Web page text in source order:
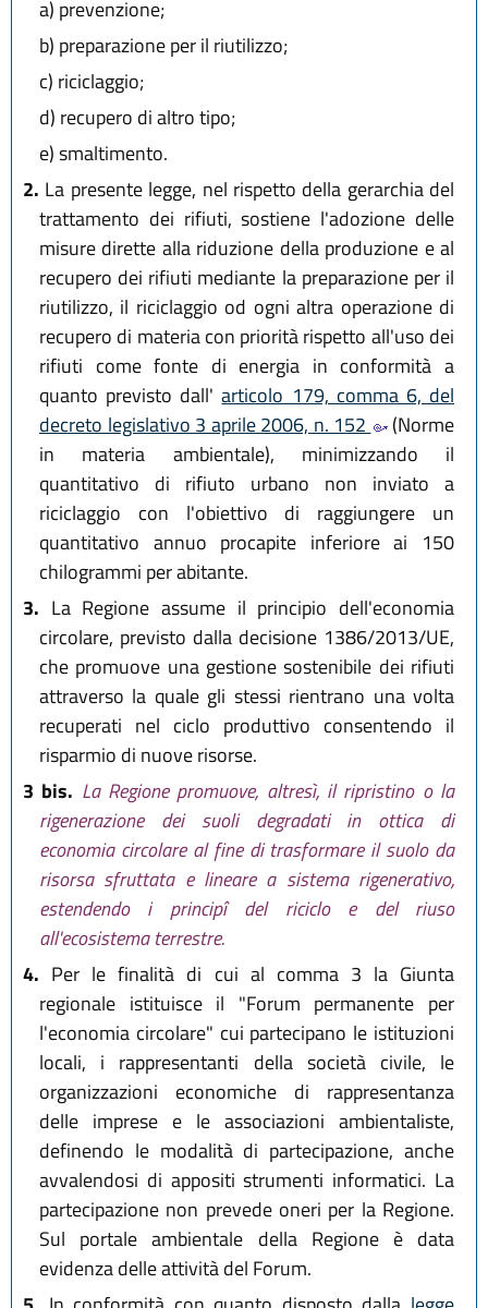
a) prevenzione;
b) preparazione per il riutilizzo;
c) riciclaggio;
d) recupero di altro tipo;
e)smaltimento.
2. La presente legge, nel rispetto della gerarchia del
trattamento dei rifiuti, sostiene l'adozione delle
misure dirette alla riduzione della produzione e al
recupero dei rifiuti mediante la preparazione per il
riutilizzo, il riciclaggio od ogni altra operazione di
recupero di materia con priorità rispetto all'uso dei
rifiuti come fonte di energia in conformità a
quanto previsto dall'articolo 179, comma 6, del
decreto legislativo 3 aprile 2006, n. 152
(Norme
in materia ambientale), minimizzando il
quantitativo di rifiuto urbano non inviato a
riciclaggio con l'obiettivo di raggiungere un
quantitativo annuo procapite inferiore ai 150
chilogrammi per abitante.
3. La Regione assume il principio dell'economia
circolare, previsto dalla decisione 1386/2013/UE,
che promuove una gestione sostenibile dei rifiuti
attraverso la quale gli stessi rientrano una volta
recuperati nel ciclo produttivo consentendo il
risparmio di nuove risorse.
3 bis. La Regione promuove, altresì, il ripristino o la
rigenerazione dei suoli degradati in ottica di
economia circolare al fine di trasformare il suolo da
risorsa sfruttata e lineare a sistema rigenerativo,
estendendo i principî del riciclo e del riuso
all'ecosistema terrestre.
4. Per le finalità di cui al comma 3 la Giunta
regionale istituisce il "Forum permanente per
l'economia circolare" cui partecipano le istituzioni
locali, i rappresentanti della società civile, le
organizzazioni economiche di rappresentanza
delle imprese e le associazioni ambientaliste,
definendo le modalità di partecipazione, anche
avvalendosi di appositi strumenti informatici. La
partecipazione non prevede oneri per la Regione.
Sul portale ambientale della Regione è data
evidenza delle attività del Forum.